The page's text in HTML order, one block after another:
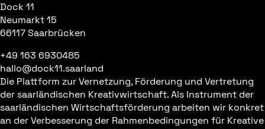
Dock 11
Neumarkt 15
66117 Saarbrücken
+49 163 6930485
hallo@dock11.saarland
Die Plattform zur Vernetzung, Förderung und Vertretung
der saarländischen Kreativwirtschaft. Als Instrument der
saarländischen Wirtschaftsförderung arbeiten wir konkret
an der Verbesserung der Rahmenbedingungen für Kreative